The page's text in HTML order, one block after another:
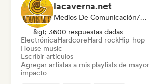
lacaverna.net
Medios De Comunicación/Periodista, Playlist Curator
&gt; 3600 respuestas dadas
ElectrónicaHardcoreHard rockHip-hop
House music
Escribir artículos
Agregar artistas a mis playlists de mayor
impacto